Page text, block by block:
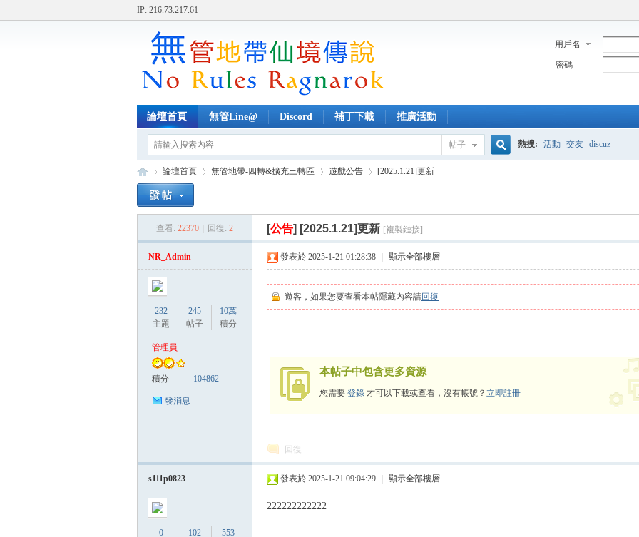
IP: 216.73.217.61
用戶名
密碼
論壇首頁 無管Line@ Discord 補丁下載 推廣活動
帖子 熱搜: 活動 交友 discuz
論壇首頁
›
無管地帶-四轉&擴充三轉區
›
遊戲公告
›
[2025.1.21]更新
查看: 22370 回復: 2 [公告] [2025.1.21]更新 [複製鏈接]
NR_Admin
232
主題
245
帖子
10萬
積分
管理員
積分 104862
發消息
發表於 2025-1-21 01:28:38 顯示全部樓層
遊客，如果您要查看本帖隱藏內容請回復
本帖子中包含更多資源
您需要 登錄 才可以下載或查看，沒有帳號？ 立即註冊
回復
s111p0823
0
102
553
發表於 2025-1-21 09:04:29 顯示全部樓層
222222222222